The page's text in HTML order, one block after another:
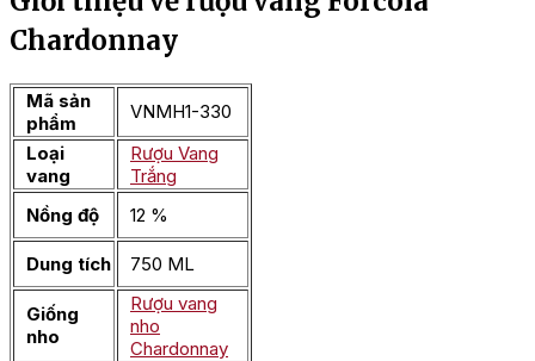
Chardonnay
Mã sản
phẩm
VNMH1-330
Loại
vang
Rượu Vang
Trắng
Nồng độ
12 %
Dung tích 750 ML
Giống
nho
Rượu vang
nho
Chardonnay